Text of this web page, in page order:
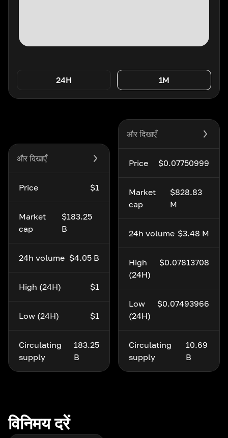
24H 1M
और दिखाएँ
Price $1
Market
cap
$183.25
B
24h volume $4.05 B
High (24H) $1
Low (24H) $1
Circulating
supply
183.25
B
और दिखाएँ
Price $0.07750999
Market
cap
$828.83
M
24h volume $3.48 M
High
(24H)
$0.07813708
Low
(24H)
$0.07493966
Circulating
supply
10.69
B
विनिमय दरें